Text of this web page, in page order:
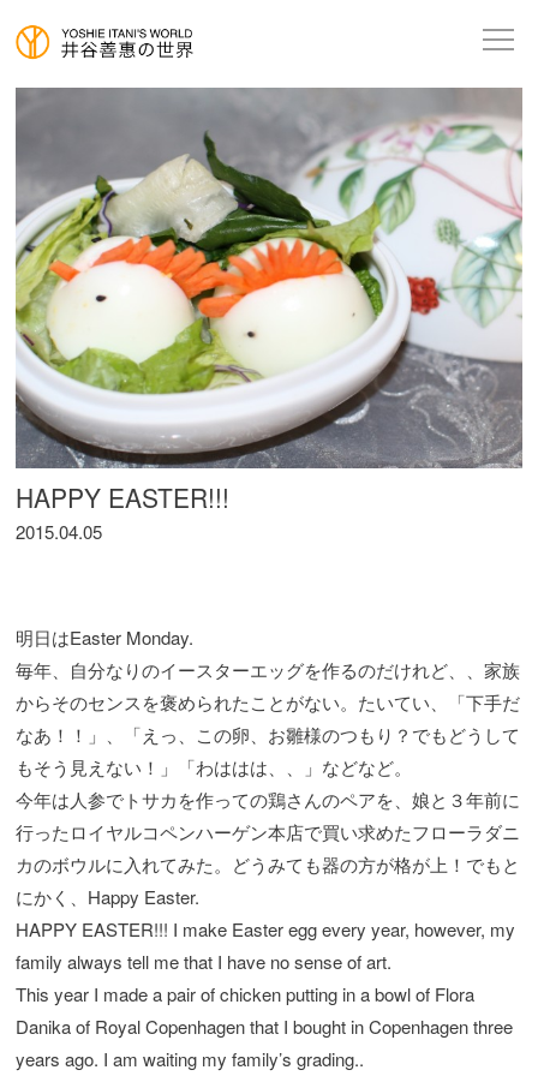
HAPPY EASTER!!!
2015.04.05
明日はEaster Monday.
毎年、自分なりのイースターエッグを作るのだけれど、、家族
からそのセンスを褒められたことがない。たいてい、「下手だ
なあ！！」、「えっ、この卵、お雛様のつもり？でもどうして
もそう見えない！」「わははは、、」などなど。
今年は人参でトサカを作っての鶏さんのペアを、娘と３年前に
行ったロイヤルコペンハーゲン本店で買い求めたフローラダニ
カのボウルに入れてみた。どうみても器の方が格が上！でもと
にかく、Happy Easter.
HAPPY EASTER!!! I make Easter egg every year, however, my
family always tell me that I have no sense of art.
This year I made a pair of chicken putting in a bowl of Flora
Danika of Royal Copenhagen that I bought in Copenhagen three
years ago. I am waiting my family’s grading..